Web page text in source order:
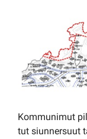
Kommunimut
tut siunnersuut